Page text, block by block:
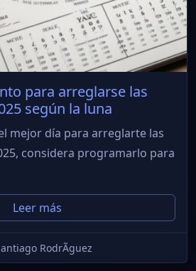
para arreglarse las
según la luna
mejor día para arreglarte las
considera programarlo para
Leer más
RodrÃ­guez